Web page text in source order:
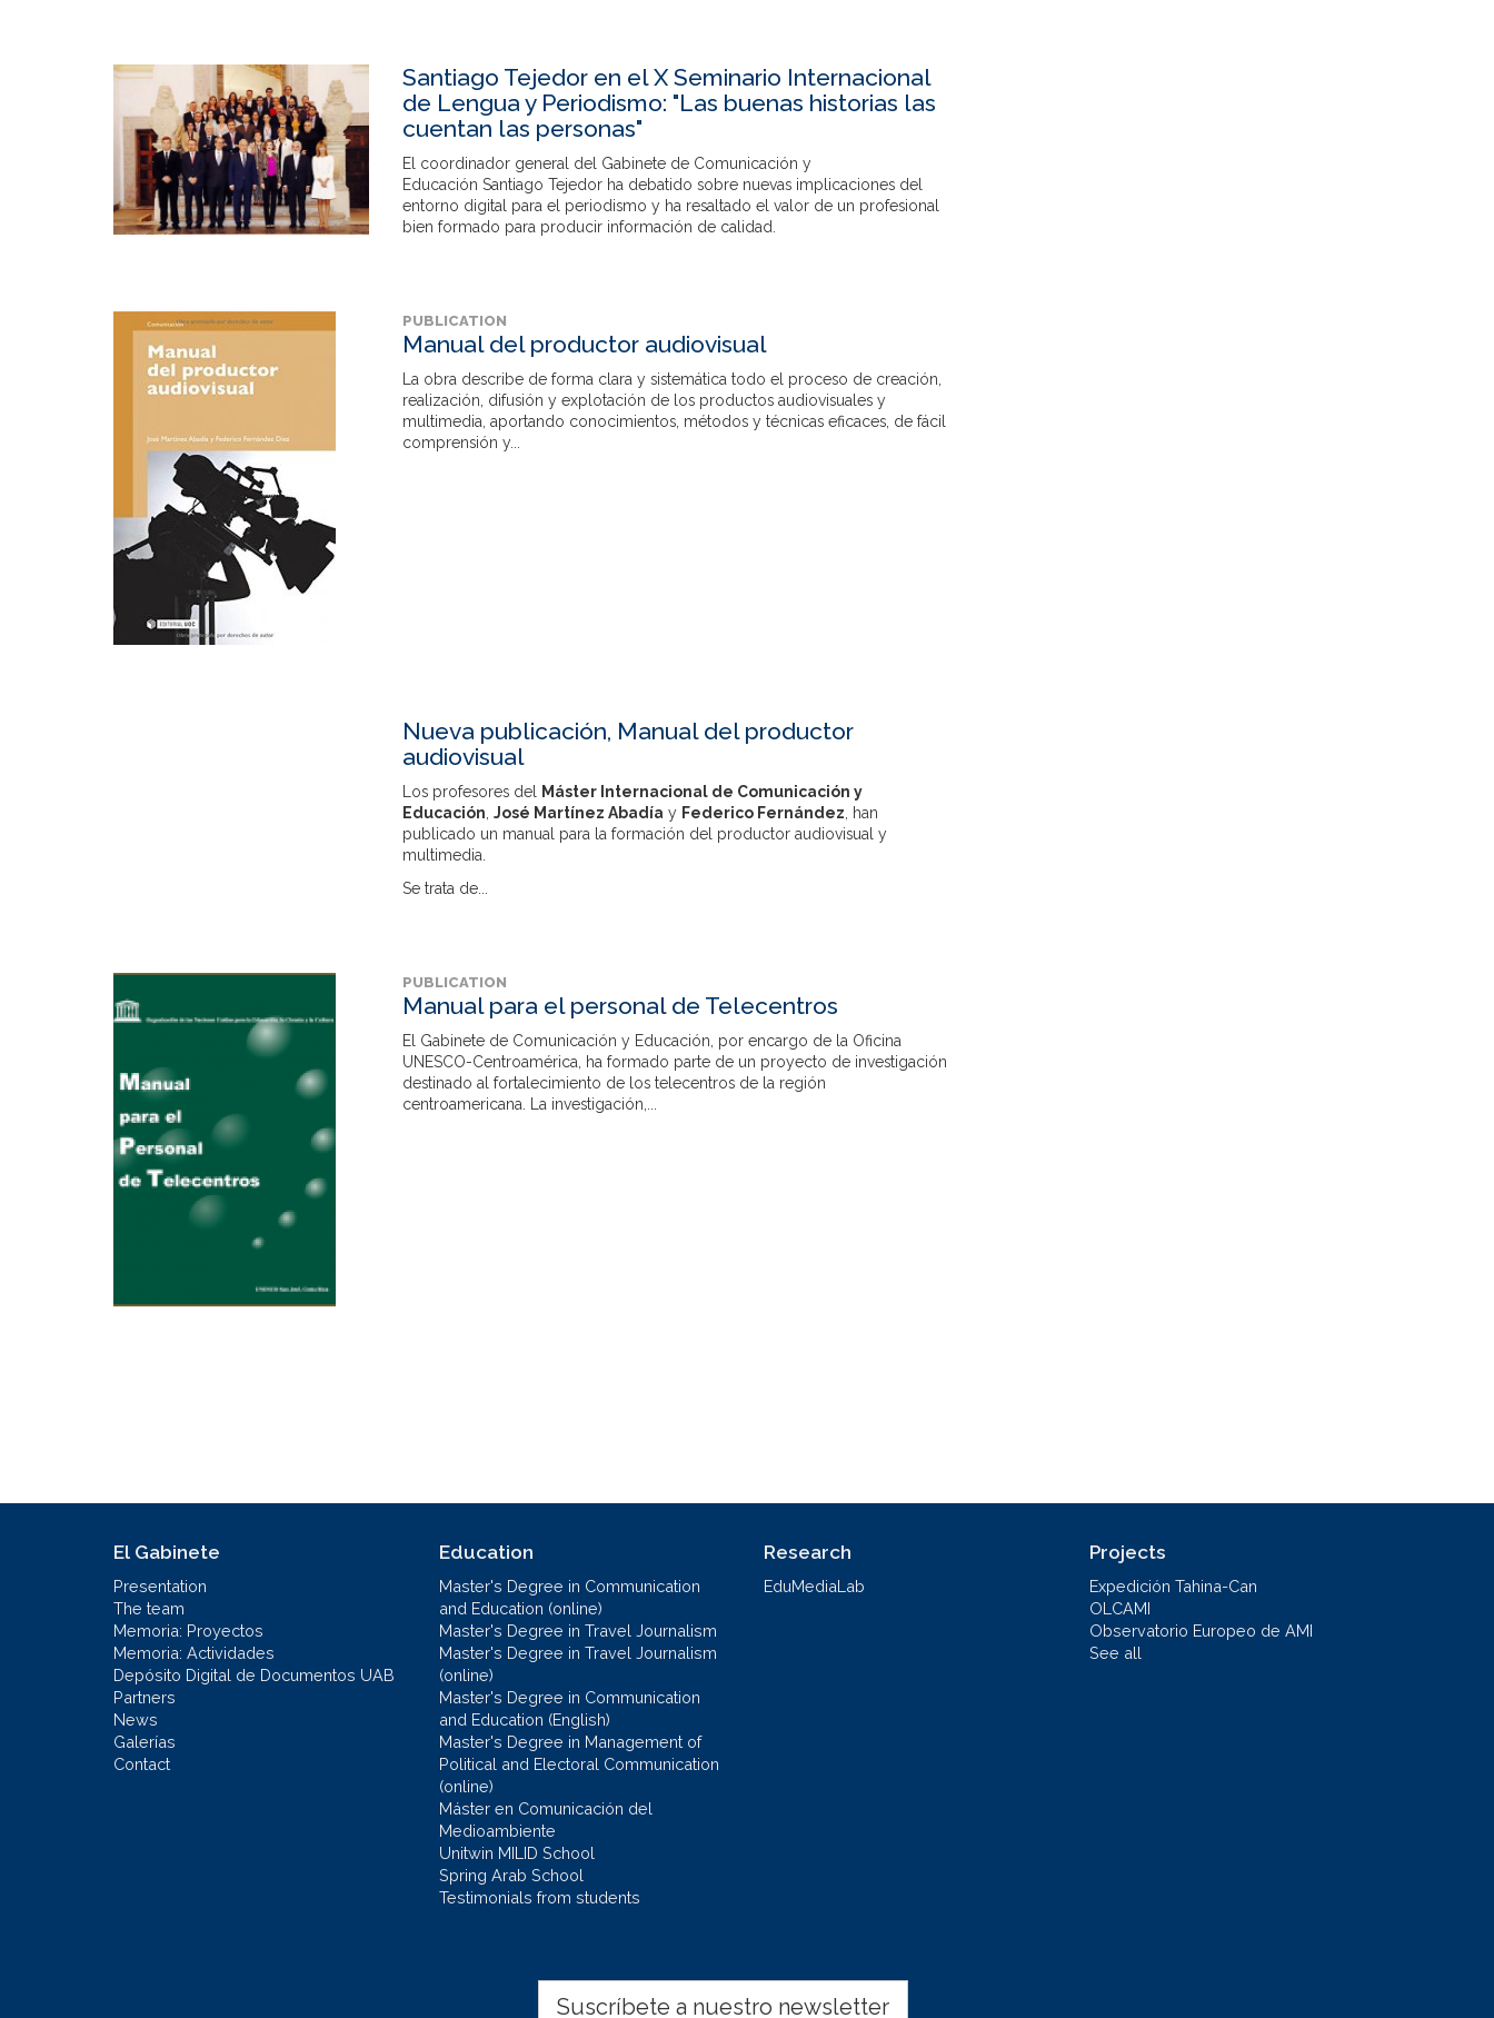
Santiago Tejedor en el X Seminario Internacional
de Lengua y Periodismo: "Las buenas historias las
cuentan las personas"
El coordinador general del Gabinete de Comunicación y
Educación Santiago Tejedor ha debatido sobre nuevas implicaciones del
entorno digital para el periodismo y ha resaltado el valor de un profesional
bien formado para producir información de calidad.
PUBLICATION
Manual del productor audiovisual
La obra describe de forma clara y sistemática todo el proceso de creación,
realización, difusión y explotación de los productos audiovisuales y
multimedia, aportando conocimientos, métodos y técnicas eficaces, de fácil
comprensión y...
Nueva publicación, Manual del productor
audiovisual
Los profesores del Máster Internacional de Comunicación y
Educación, José Martínez Abadía y Federico Fernández, han
publicado un manual para la formación del productor audiovisual y
multimedia.
Se trata de...
PUBLICATION
Manual para el personal de Telecentros
El Gabinete de Comunicación y Educación, por encargo de la Oficina
UNESCO-Centroamérica, ha formado parte de un proyecto de investigación
destinado al fortalecimiento de los telecentros de la región
centroamericana. La investigación,...
El Gabinete
Presentation
The team
Memoria: Proyectos
Memoria: Actividades
Depósito Digital de Documentos UAB
Partners
News
Galerías
Contact
Education
Master's Degree in Communication
and Education (online)
Master's Degree in Travel Journalism
Master's Degree in Travel Journalism
(online)
Master's Degree in Communication
and Education (English)
Master's Degree in Management of
Political and Electoral Communication
(online)
Máster en Comunicación del
Medioambiente
Unitwin MILID School
Spring Arab School
Testimonials from students
Research
EduMediaLab
Projects
Expedición Tahina-Can
OLCAMI
Observatorio Europeo de AMI
See all
Suscríbete a nuestro newsletter